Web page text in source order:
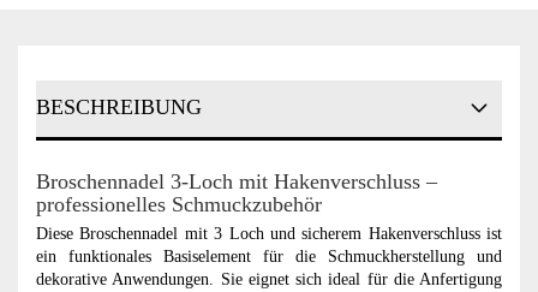
BESCHREIBUNG
Broschennadel 3-Loch mit Hakenverschluss –
professionelles Schmuckzubehör
Diese Broschennadel mit 3 Loch und sicherem Hakenverschluss ist
ein funktionales Basiselement für die Schmuckherstellung und
dekorative Anwendungen. Sie eignet sich ideal für die Anfertigung